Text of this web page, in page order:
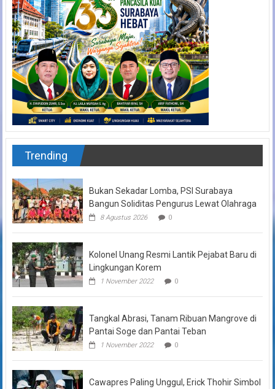
Trending
Bukan Sekadar Lomba, PSI Surabaya
Bangun Soliditas Pengurus Lewat Olahraga
8 Agustus 2026 0
Kolonel Unang Resmi Lantik Pejabat Baru di
Lingkungan Korem
1 November 2022 0
Tangkal Abrasi, Tanam Ribuan Mangrove di
Pantai Soge dan Pantai Teban
1 November 2022 0
Cawapres Paling Unggul, Erick Thohir Simbol